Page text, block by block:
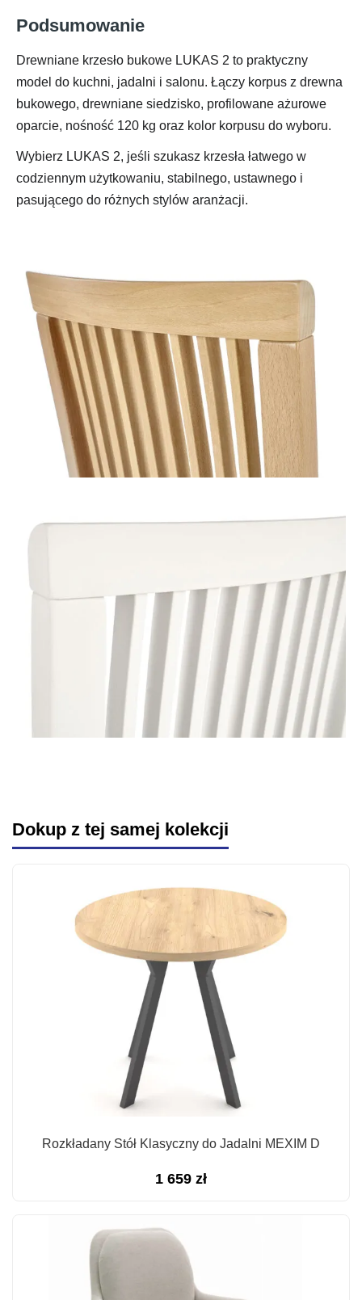
Podsumowanie
Drewniane krzesło bukowe LUKAS 2 to praktyczny
model do kuchni, jadalni i salonu. Łączy korpus z drewna
bukowego, drewniane siedzisko, profilowane ażurowe
oparcie, nośność 120 kg oraz kolor korpusu do wyboru.
Wybierz LUKAS 2, jeśli szukasz krzesła łatwego w
codziennym użytkowaniu, stabilnego, ustawnego i
pasującego do różnych stylów aranżacji.
Dokup z tej samej kolekcji
Rozkładany Stół Klasyczny do Jadalni MEXIM D
1 659 zł